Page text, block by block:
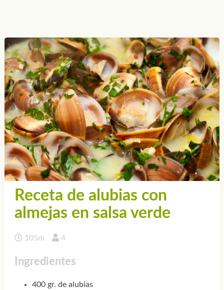
Receta de alubias con
almejas en salsa verde
105m 4
Ingredientes
400 gr. de alubias